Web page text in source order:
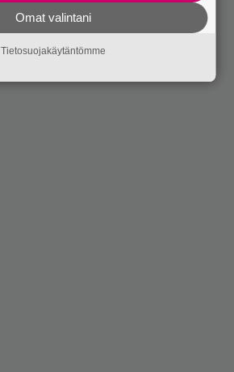
Omat valintani
Tietosuojakäytäntömme